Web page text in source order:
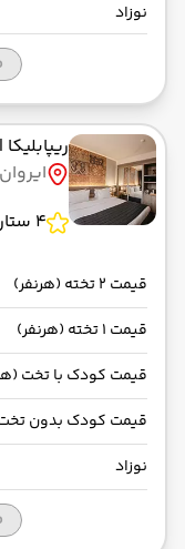
نوزاد
ریپابلیکا | REPUBLICA
ایروان
4 ستاره
قیمت 2 تخته (هرنفر)
قیمت 1 تخته (هرنفر)
قیمت کودک با تخت
قیمت کودک بدون
نوزاد